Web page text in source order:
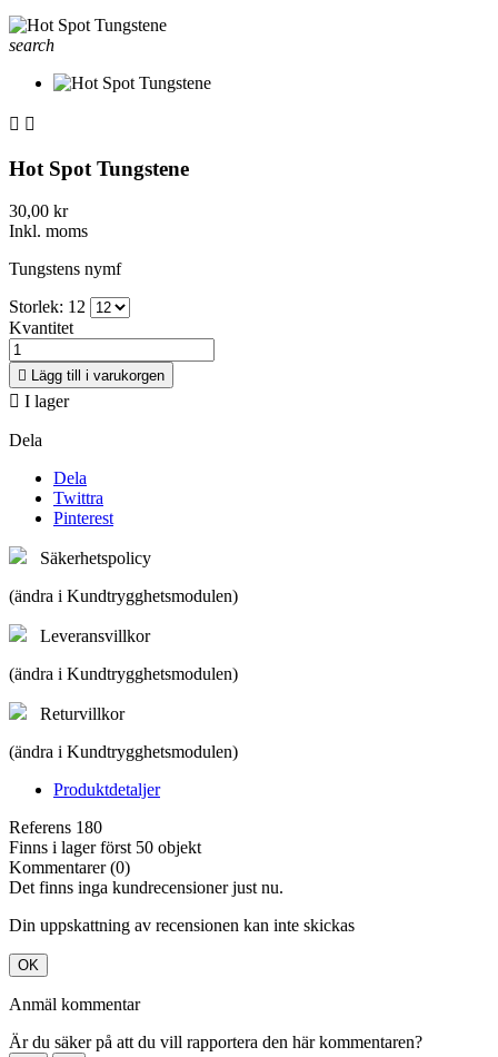
search
 
Hot Spot Tungstene
30,00 kr
Inkl. moms
Tungstens nymf
Storlek: 12
Kvantitet
 Lägg till i varukorgen
 I lager
Dela
Dela
Twittra
Pinterest
Säkerhetspolicy
(ändra i Kundtrygghetsmodulen)
Leveransvillkor
(ändra i Kundtrygghetsmodulen)
Returvillkor
(ändra i Kundtrygghetsmodulen)
Produktdetaljer
Referens 180
Finns i lager först 50 objekt
Kommentarer (0)
Det finns inga kundrecensioner just nu.
Din uppskattning av recensionen kan inte skickas
OK
Anmäl kommentar
Är du säker på att du vill rapportera den här kommentaren?